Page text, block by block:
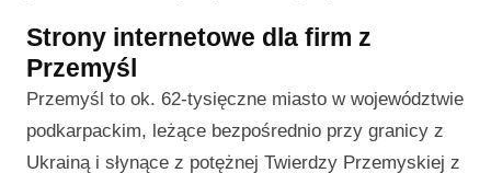
Strony internetowe dla firm z
Przemyśl
Przemyśl to ok. 62-tysięczne miasto w województwie
podkarpackim, leżące bezpośrednio przy granicy z
Ukrainą i słynące z potężnej Twierdzy Przemyskiej z